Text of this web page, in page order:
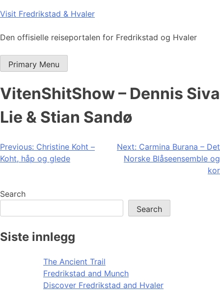
Skip
content
Visit Fredrikstad & Hvaler
Den offisielle reiseportalen for Fredrikstad og Hvaler
Primary Menu
VitenShitShow – Dennis Siva
Lie & Stian Sandø
Post
navigation
Previous: Christine Koht –
Koht, håp og glede
Next: Carmina Burana – Det
Norske Blåseensemble og
kor
Search
Search
Siste innlegg
The Ancient Trail
Fredrikstad and Munch
Discover Fredrikstad and Hvaler